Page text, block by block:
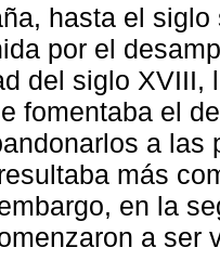
hasta el
por el
del siglo XVIII,
fomentaba el
a las
más
en la
a ser